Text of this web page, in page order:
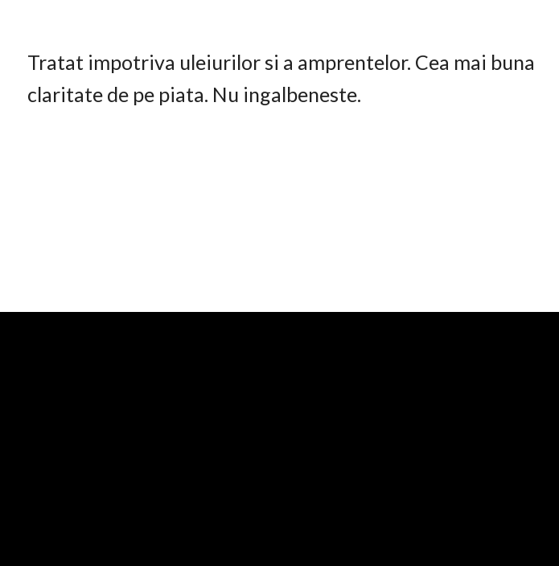
Tratat impotriva uleiurilor si a amprentelor. Cea mai buna
claritate de pe piata. Nu ingalbeneste.